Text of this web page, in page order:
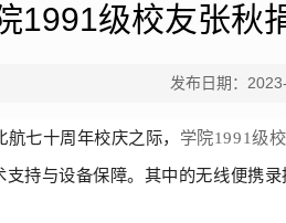
1991级校友张秋
发布日期：
七十周年校庆之际， 学院1991级
持与设备保障。其中的无线便携